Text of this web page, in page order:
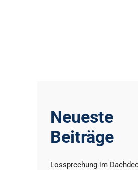
Neueste
Beiträge
Lossprechung im